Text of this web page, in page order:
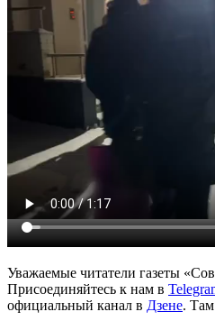
Уважаемые читатели газеты
Присоединяйтесь к нам в
официальный канал в Дзене. Там